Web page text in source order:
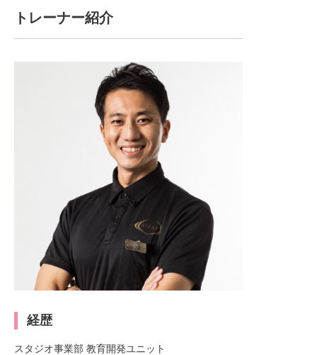
トレーナー紹介
経歴
スタジオ事業部 教育開発ユニット